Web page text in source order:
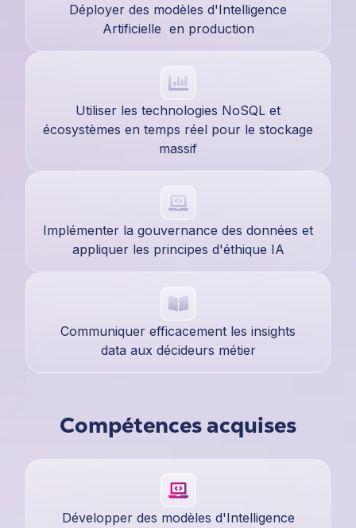
Déployer des modèles d'Intelligence
Artificielle en production
Utiliser les technologies NoSQL et
écosystèmes en temps réel pour le stockage
massif
Implémenter la gouvernance des données et
appliquer les principes d'éthique IA
Communiquer efficacement les insights
data aux décideurs métier
Compétences acquises
Développer des modèles d'Intelligence